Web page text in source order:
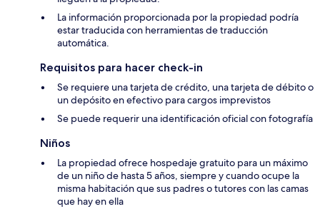
La información proporcionada por la propiedad podría
estar traducida con herramientas de traducción
automática.
Requisitos para hacer check-in
Se requiere una tarjeta de crédito, una tarjeta de débito o
un depósito en efectivo para cargos imprevistos
Se puede requerir una identificación oficial con fotografía
Niños
La propiedad ofrece hospedaje gratuito para un máximo
de un niño de hasta 5 años, siempre y cuando ocupe la
misma habitación que sus padres o tutores con las camas
que hay en ella